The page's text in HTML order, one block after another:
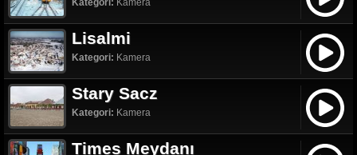
Kategori: Kamera
Lisalmi
Kategori: Kamera
Stary Sacz
Kategori: Kamera
Times Meydanı